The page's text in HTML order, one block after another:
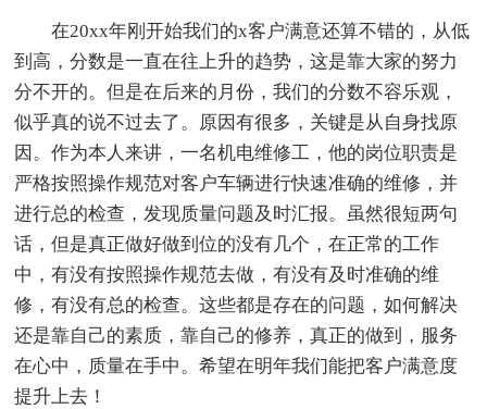
在20xx年刚开始我们的x客户满意还算不错的，从低
到高，分数是一直在往上升的趋势，这是靠大家的努力
分不开的。但是在后来的月份，我们的分数不容乐观，
似乎真的说不过去了。原因有很多，关键是从自身找原
因。作为本人来讲，一名机电维修工，他的岗位职责是
严格按照操作规范对客户车辆进行快速准确的维修，并
进行总的检查，发现质量问题及时汇报。虽然很短两句
话，但是真正做好做到位的没有几个，在正常的工作
中，有没有按照操作规范去做，有没有及时准确的维
修，有没有总的检查。这些都是存在的问题，如何解决
还是靠自己的素质，靠自己的修养，真正的做到，服务
在心中，质量在手中。希望在明年我们能把客户满意度
提升上去！